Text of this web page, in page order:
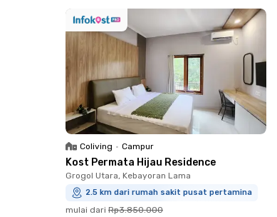
Coliving • Campur
Kost Permata Hijau Residence
Grogol Utara, Kebayoran Lama
2.5 km dari rumah sakit pusat pertamina
mulai dari Rp3.850.000